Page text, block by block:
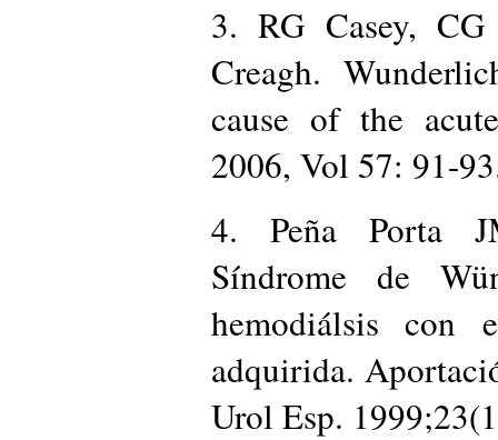
3. RG Casey,
Creagh.
cause of the
2006, Vol 57: 91-
4. Peña Porta
Síndrome de
hemodiálsis con
adquirida.
Urol Esp.